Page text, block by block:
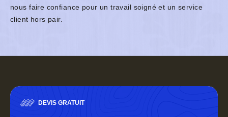
nous faire confiance pour un travail soigné et un service
client hors pair.
DEVIS GRATUIT